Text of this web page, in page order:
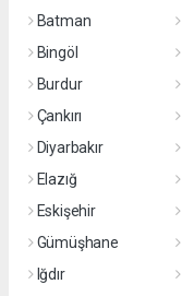
Batman
Bingöl
Burdur
Çankırı
Diyarbakır
Elazığ
Eskişehir
Gümüşhane
Iğdır